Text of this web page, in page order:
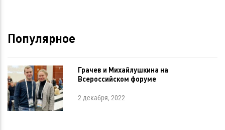
Популярное
Грачев и Михайлушкина на
Всероссийском форуме
2 декабря, 2022